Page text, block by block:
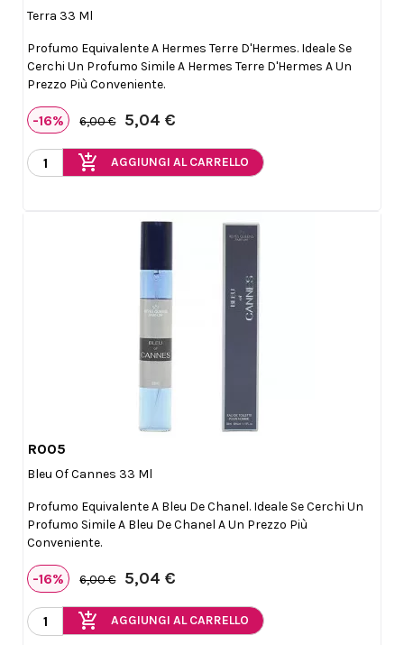
Terra 33 Ml
Profumo Equivalente A Hermes Terre D'Hermes. Ideale Se
Cerchi Un Profumo Simile A Hermes Terre D'Hermes A Un
Prezzo Più Conveniente.
-16% 6,00 € 5,04 €
add_shopping_cart AGGIUNGI AL CARRELLO
R005
Bleu Of Cannes 33 Ml
Profumo Equivalente A Bleu De Chanel. Ideale Se Cerchi Un
Profumo Simile A Bleu De Chanel A Un Prezzo Più
Conveniente.
-16% 6,00 € 5,04 €
add_shopping_cart AGGIUNGI AL CARRELLO